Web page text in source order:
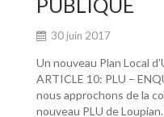
k
PUBLIQUE
30 juin 2017
Un nouveau Plan Local
ARTICLE 10: PLU –
nous approchons de la
nouveau PLU de